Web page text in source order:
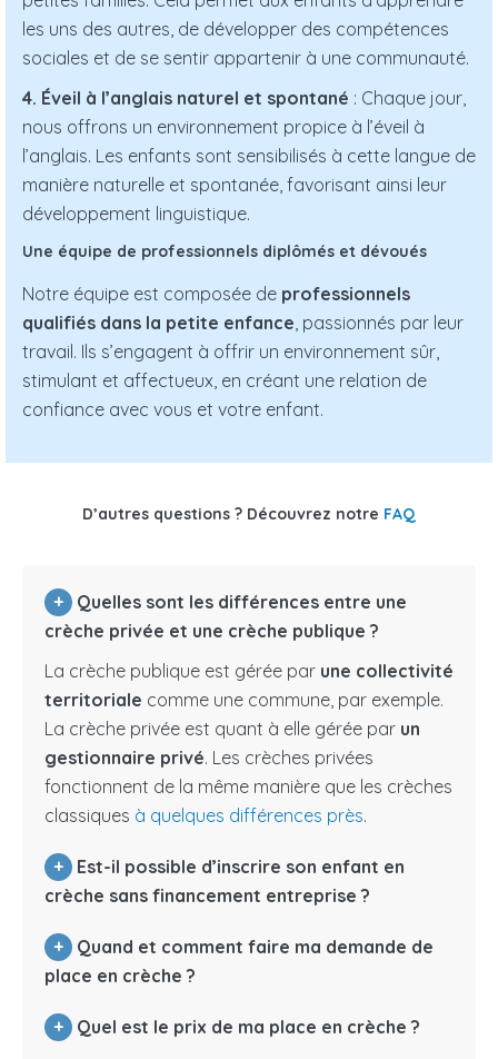
les uns des autres, de développer des compétences
sociales et de se sentir appartenir à une communauté.
4. Éveil à l’anglais naturel et spontané : Chaque jour,
nous offrons un environnement propice à l’éveil à
l’anglais. Les enfants sont sensibilisés à cette langue de
manière naturelle et spontanée, favorisant ainsi leur
développement linguistique.
Une équipe de professionnels diplômés et dévoués
Notre équipe est composée de professionnels
qualifiés dans la petite enfance, passionnés par leur
travail. Ils s’engagent à offrir un environnement sûr,
stimulant et affectueux, en créant une relation de
confiance avec vous et votre enfant.
D’autres questions ? Découvrez notre FAQ
+
Quelles sont les différences entre une
crèche privée et une crèche publique ?
La crèche publique est gérée par une collectivité
territoriale comme une commune, par exemple.
La crèche privée est quant à elle gérée par un
gestionnaire privé. Les crèches privées
fonctionnent de la même manière que les crèches
classiques à quelques différences près.
+
Est-il possible d’inscrire son enfant en
crèche sans financement entreprise ?
+
Quand et comment faire ma demande de
place en crèche ?
+ Quel est le prix de ma place en crèche ?